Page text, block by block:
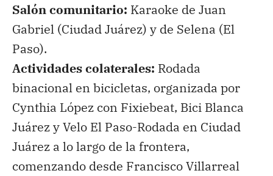
Salón comunitario: Karaoke de Juan
Gabriel (Ciudad Juárez) y de Selena (El
Paso).
Actividades colaterales: Rodada
binacional en bicicletas, organizada por
Cynthia López con Fixiebeat, Bici Blanca
Juárez y Velo El Paso-Rodada en Ciudad
Juárez a lo largo de la frontera,
comenzando desde Francisco Villarreal